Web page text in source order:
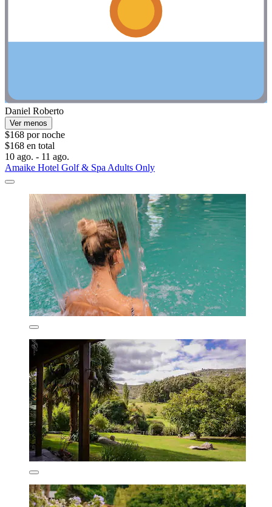
Daniel Roberto
Ver menos
$168 por noche
$168 en total
10 ago. - 11 ago.
Amaike Hotel Golf & Spa Adults Only